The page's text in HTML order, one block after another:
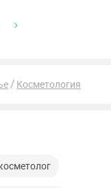
Косметология